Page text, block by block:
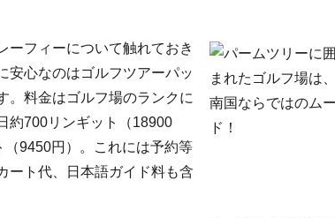
ーフィーについて触れておき
安心なのはゴルフツアーパッ
。料金はゴルフ場のランクに
約700リンギット（18900
9450円）。これには予約等
ート代、日本語ガイド料も含